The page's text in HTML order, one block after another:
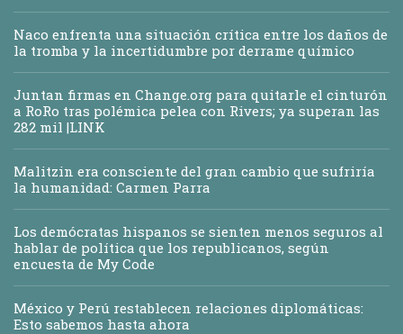
Naco enfrenta una situación crítica entre los daños de
la tromba y la incertidumbre por derrame químico
Juntan firmas en Change.org para quitarle el cinturón
a RoRo tras polémica pelea con Rivers; ya superan las
282 mil |LINK
Malitzin era consciente del gran cambio que sufriría
la humanidad: Carmen Parra
Los demócratas hispanos se sienten menos seguros al
hablar de política que los republicanos, según
encuesta de My Code
México y Perú restablecen relaciones diplomáticas:
Esto sabemos hasta ahora